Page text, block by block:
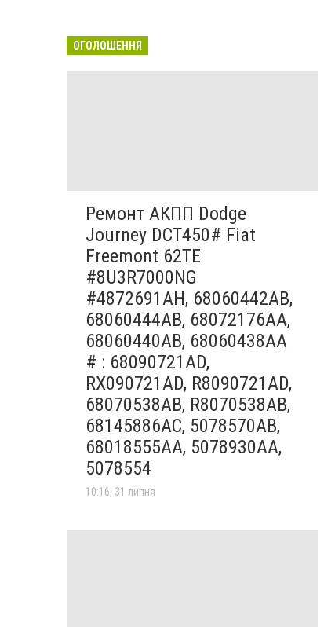
ОГОЛОШЕННЯ
Ремонт АКПП Dodge
Journey DCT450# Fiat
Freemont 62TE
#8U3R7000NG
#4872691AH, 68060442AB,
68060444AB, 68072176AA,
68060440AB, 68060438AA
# : 68090721AD,
RX090721AD, R8090721AD,
68070538AB, R8070538AB,
68145886AC, 5078570AB,
68018555AA, 5078930AA,
5078554
10:16, 31 липня